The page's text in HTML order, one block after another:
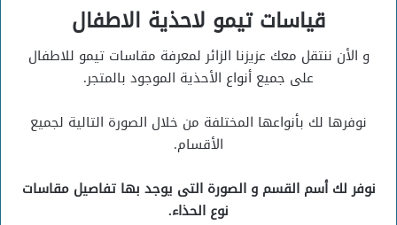
قياسات تيمو لاحذية الاطفال
و الأن ننتقل معك عزيزنا الزائر لمعرفة مقاسات تيمو للاطفال
على جميع أنواع الأحذية الموجود بالمتجر.
نوفرها لك بأنواعها المختلفة من خلال الصورة التالية لجميع
الأقسام.
نوفر لك أسم القسم و الصورة التى يوجد بها تفاصيل مقاسات
نوع الحذاء.